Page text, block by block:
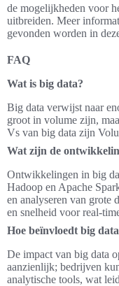
de mogelijkheden voor
uitbreiden. Meer
gevonden worden in
FAQ
Wat is big data?
Big data verwijst naar
groot in volume zijn,
Vs van big data zijn
Wat zijn de
Ontwikkelingen in big
Hadoop en Apache
en analyseren van grote
en snelheid voor real-
Hoe beïnvloedt big
De impact van big data
aanzienlijk; bedrijven
analytische tools, wat